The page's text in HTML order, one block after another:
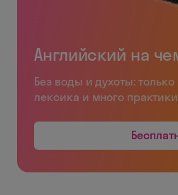
Английский на
Без воды и духоты:
лексика и много практики